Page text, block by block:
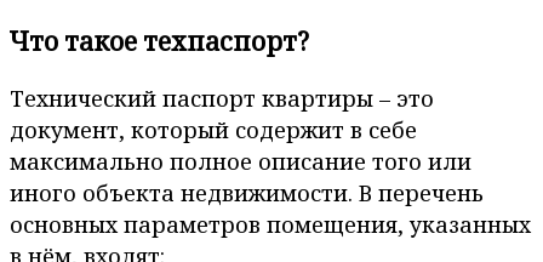
Что такое техпаспорт?
Технический паспорт квартиры – это
документ, который содержит в себе
максимально полное описание того или
иного объекта недвижимости. В перечень
основных параметров помещения, указанных
в нём, входят: